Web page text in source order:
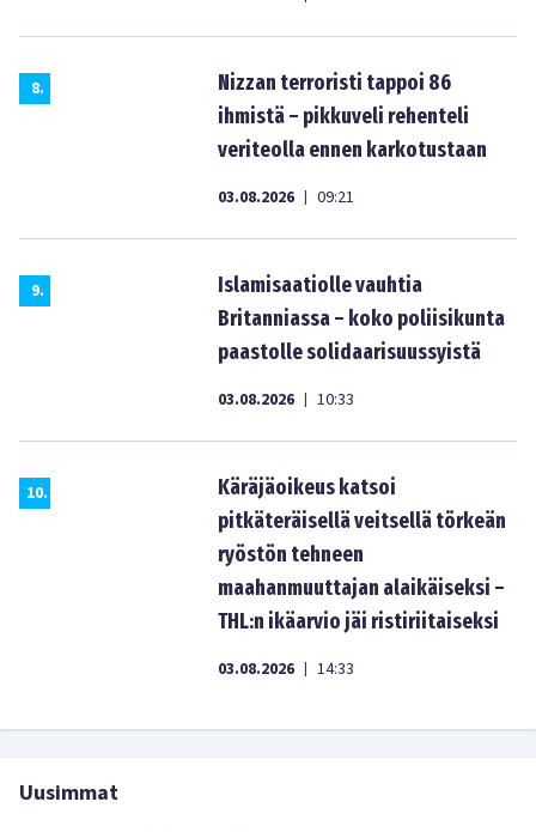
8.
Nizzan terroristi tappoi 86
ihmistä – pikkuveli rehenteli
veriteolla ennen karkotustaan
03.08.2026 | 09:21
9.
Islamisaatiolle vauhtia
Britanniassa – koko poliisikunta
paastolle solidaarisuussyistä
03.08.2026 | 10:33
10.
Käräjäoikeus katsoi
pitkäteräisellä veitsellä törkeän
ryöstön tehneen
maahanmuuttajan alaikäiseksi –
THL:n ikäarvio jäi ristiriitaiseksi
03.08.2026 | 14:33
Uusimmat